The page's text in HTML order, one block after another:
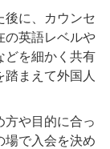
後に、カウンセ
の英語レベルや
どを細かく共有
まえて外国人
方や目的に合っ
場で入会を決め